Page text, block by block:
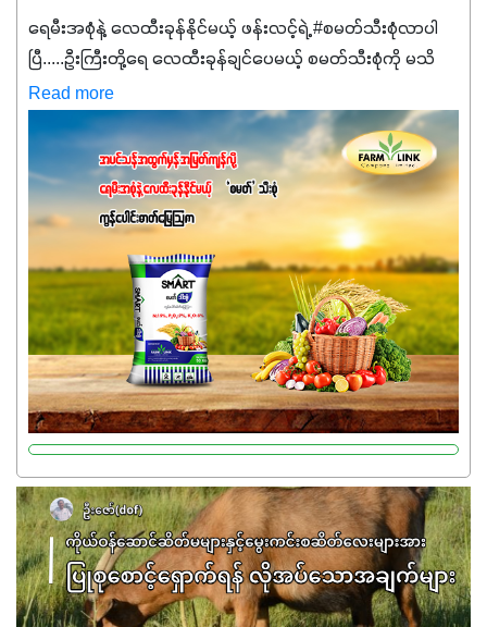
ရေမီးအစုံနဲ့ လေထီးခုန်နိုင်မယ့် ဖန်းလင့်ရဲ့ #စမတ်သီးစုံလာပါ
ပြီ.....ဦးကြီးတို့ရေ ‌လေထီးခုန်ချင်ပေမယ့် စမတ်သီးစုံကို မသိ
သေးရင်တော့ ဒီစာလေးကို ဆက်ဖတ်‌ပေးပါ #စမတ်သီးစုံဆိုတာ
အပင်တိုင်းအတွက် အဓိကအာဟာရNPK (19:7:8)နဲ့ #ဟူးမစ်
အက်စစ်တို့ အချိုးကျ ပေါင်းစပ်ထားတဲ့ ကွန်ပေါင်း
ဓာတ်မြေဩဇာဖြစ်ပါတယ်။ အဓိကအကျိုးကျေးဇူးတွေအနေနဲ့
ကတော့ နိုက်ထရိုဂျင် 19%ပါဝင်တဲ့အတွက် ကလိုရိုဖီးလ်ဖွဲ့စည်း
မှုကို အားပေးကာ သီးနှံပင်များ၏အရွက်များစိမ်းလန်းသန်စွမ်း
ပြီး အစာချက်လုပ်မှုအားကောင်းစေပါတယ်။ အပင်၏ပင်ပိုင်း
ကြီးထွားမှုကို တိုးမြင့်စေကာ အပင်သန်၍ အကြီးမြန်စေပါတယ်။
သင့်တော်တဲ့ Phosphorus 7%ပါဝင်မှုကြောင့် အပင်ရဲ့ အမြစ်
ဖွဲ့စည်းတည်ဆောက်မှုကို ပို၍သန်မာလာအောင် အားပေးပါ
တယ်။ ဒါ့အပြင် ပန်းပွင့်ခြင်း၊အသီးသီးခြင်း၊အစေ့တည်ခြင်း
လုပ်ငန်းစဉ်များကိုလည်း အားပေးပါတယ်။ လုံလောက်တဲ့
Potassium 8%က အပင်ရဲ့ ရောဂါဒဏ်၊ရာသီဥတုဒဏ်ခံနိုင်ရည်
ရှိမှုကို မြင့်တက်စေပြီး အသီးအရည်အသွေး၊ အရွယ်အစားနဲ့
အရသာ ပိုမိုကောင်းမွန်စေဖို့အတွက် လိုအပ်တဲ့အာဟာရဓာတ်
ဖြစ်ပါတယ်။ ဟူးမစ်အက်စစ်ပါဝင်ပေါင်းစပ်ထားတဲ့အတွက်
အာဟာရဓာတ်စုပ်ယူမှုကောင်းမွန်လာခြင်း၊မြေဆီလွှာဖွဲ့စည်းပုံ
နှင့်ရေထိန်းနိုင်စွမ်းအားကောင်းလာခြင်းအပါအဝင်
Read more